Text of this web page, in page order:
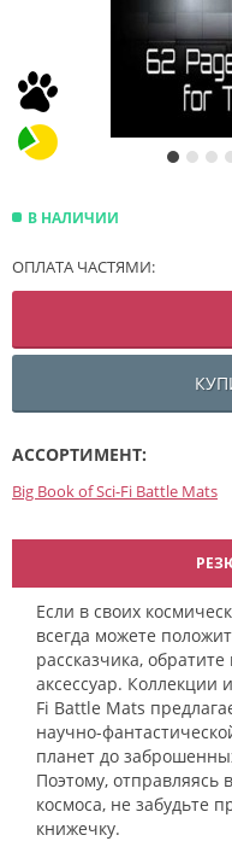
В НАЛИЧИИ
ОПЛАТА ЧАСТЯМИ:
АССОРТИМЕНТ:
Big Book of Sci-Fi Battle Mats
Если в своих
всегда можете
рассказчика,
аксессуар. Коллекции
Fi Battle Mats
научно-
планет до
Поэтому, отправляясь
космоса, не забудьте
книжечку.